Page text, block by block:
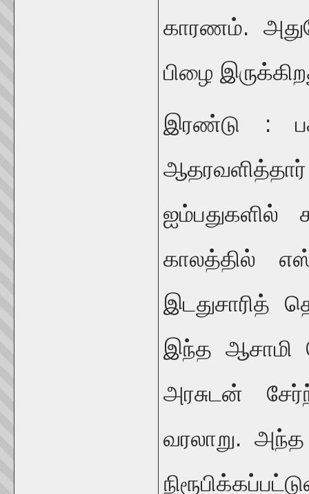
காரணம்.
பிழை
இரண்டு :
ஐம்பதுகளில்
காலத்தில்
இடதுசாரித்
இந்த ஆசாமி
அரசுடன்
வரலாறு.